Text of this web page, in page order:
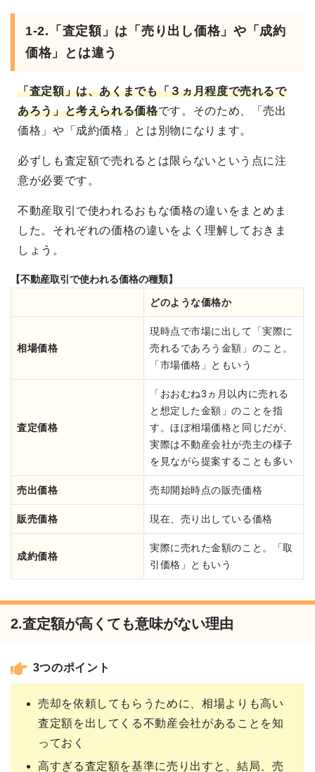
1-2.「査定額」は「売り出し価格」や「成約
価格」とは違う
「査定額」は、あくまでも「３ヵ月程度で売れるで
あろう」と考えられる価格です。そのため、「売出
価格」や「成約価格」とは別物になります。
必ずしも査定額で売れるとは限らないという点に注
意が必要です。
不動産取引で使われるおもな価格の違いをまとめま
した。それぞれの価格の違いをよく理解しておきま
しょう。
【不動産取引で使われる価格の種類】
どのような価格か
相場価格
現時点で市場に出して「実際に
売れるであろう金額」のこと。
「市場価格」ともいう
査定価格
「おおむね3ヵ月以内に売れる
と想定した金額」のことを指
す。ほぼ相場価格と同じだが、
実際は不動産会社が売主の様子
を見ながら提案することも多い
売出価格 売却開始時点の販売価格
販売価格 現在、売り出している価格
成約価格
実際に売れた金額のこと。「取
引価格」ともいう
2.査定額が高くても意味がない理由
3つのポイント
売却を依頼してもらうために、相場よりも高い
査定額を出してくる不動産会社があることを知
っておく
高すぎる査定額を基準に売り出すと、結局、売